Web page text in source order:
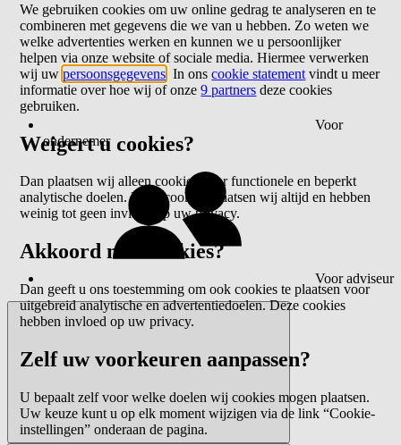
Voor
ondernemer
Voor adviseur
We gebruiken cookies om uw online gedrag te analyseren en te
combineren met gegevens die we van u hebben. Zo weten we
welke advertenties werken en kunnen we u persoonlijker
helpen via onze website of sociale media. Hiermee verwerken
wij uwpersoonsgegevens . In onscookie statement vindt u meer
informatie over hoe wij of onze9 partners deze cookies
gebruiken.
Weigert u cookies?
Dan plaatsen wij alleen cookies voor functionele en beperkt
analytische doelen. Deze cookies plaatsen wij altijd en hebben
weinig tot geen invloed op uw privacy.
Akkoord met cookies?
Dan geeft u ons toestemming om ook cookies te plaatsen voor
uitgebreid analytische en advertentiedoelen. Deze cookies
hebben invloed op uw privacy.
Zelf uw voorkeuren aanpassen?
U bepaalt zelf voor welke doelen wij cookies mogen plaatsen.
Uw keuze kunt u op elk moment wijzigen via de link “Cookie-
instellingen” onderaan de pagina.